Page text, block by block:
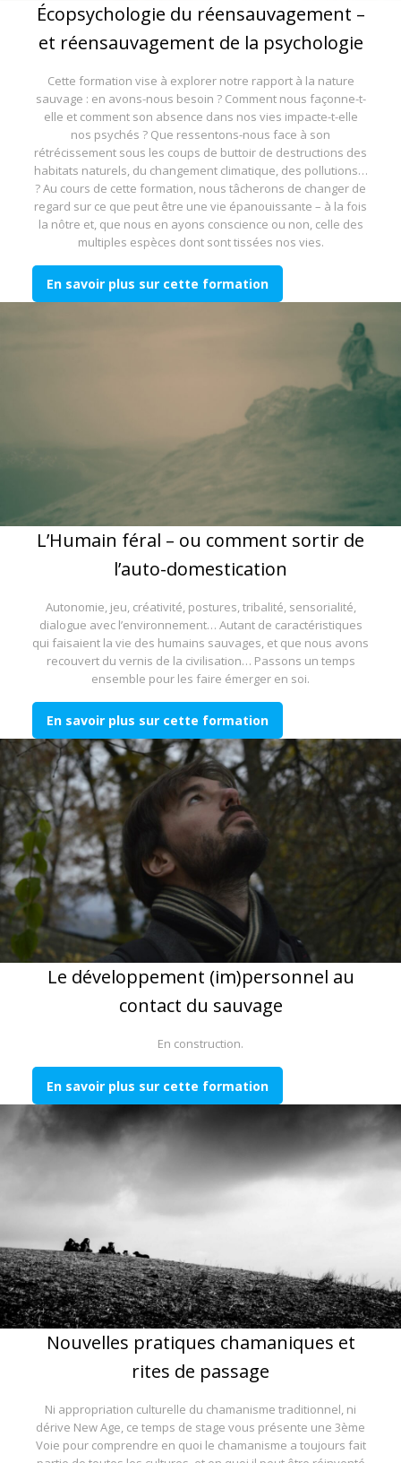
Écopsychologie du réensauvagement –
et réensauvagement de la psychologie
Cette formation vise à explorer notre rapport à la nature
sauvage : en avons-nous besoin ? Comment nous façonne-t-
elle et comment son absence dans nos vies impacte-t-elle
nos psychés ? Que ressentons-nous face à son
rétrécissement sous les coups de buttoir de destructions des
habitats naturels, du changement climatique, des pollutions…
? Au cours de cette formation, nous tâcherons de changer de
regard sur ce que peut être une vie épanouissante – à la fois
la nôtre et, que nous en ayons conscience ou non, celle des
multiples espèces dont sont tissées nos vies.
En savoir plus sur cette formation
L’Humain féral – ou comment sortir de
l’auto-domestication
Autonomie, jeu, créativité, postures, tribalité, sensorialité,
dialogue avec l’environnement… Autant de caractéristiques
qui faisaient la vie des humains sauvages, et que nous avons
recouvert du vernis de la civilisation… Passons un temps
ensemble pour les faire émerger en soi.
En savoir plus sur cette formation
Le développement (im)personnel au
contact du sauvage
En construction.
En savoir plus sur cette formation
Nouvelles pratiques chamaniques et
rites de passage
Ni appropriation culturelle du chamanisme traditionnel, ni
dérive New Age, ce temps de stage vous présente une 3ème
Voie pour comprendre en quoi le chamanisme a toujours fait